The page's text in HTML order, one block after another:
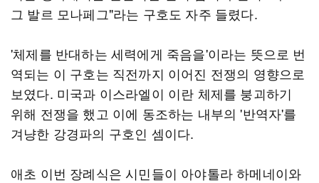
그 발르 모나페그"라는 구호도 자주 들렸다.
'체제를 반대하는 세력에게 죽음을'이라는 뜻으로 번
역되는 이 구호는 직전까지 이어진 전쟁의 영향으로
보였다. 미국과 이스라엘이 이란 체제를 붕괴하기
위해 전쟁을 했고 이에 동조하는 내부의 '반역자'를
겨냥한 강경파의 구호인 셈이다.
애초 이번 장례식은 시민들이 아야톨라 하메네이와